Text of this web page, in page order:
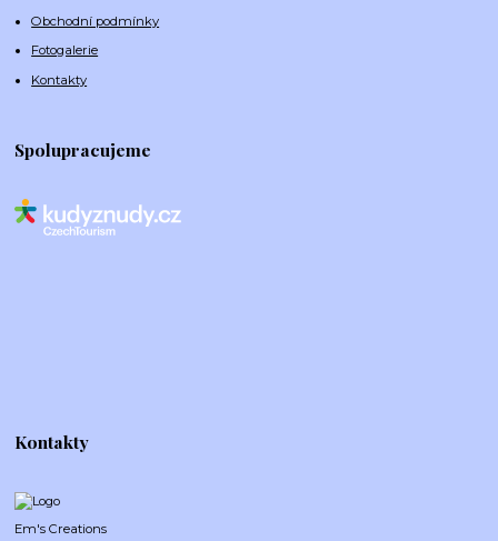
Obchodní podmínky
Fotogalerie
Kontakty
Spolupracujeme
Kontakty
Em's Creations